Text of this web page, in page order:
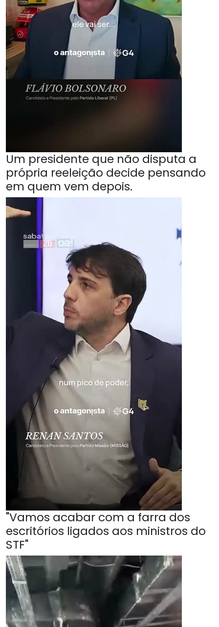
Um presidente que não disputa a
própria reeleição decide pensando
em quem vem depois.
"Vamos acabar com a farra dos
escritórios ligados aos ministros do
STF"